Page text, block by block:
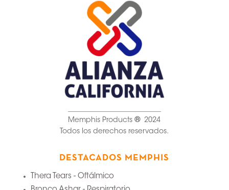
Memphis Products ® 2024
Todos los derechos reservados.
DESTACADOS MEMPHIS
Thera Tears - Oftálmico